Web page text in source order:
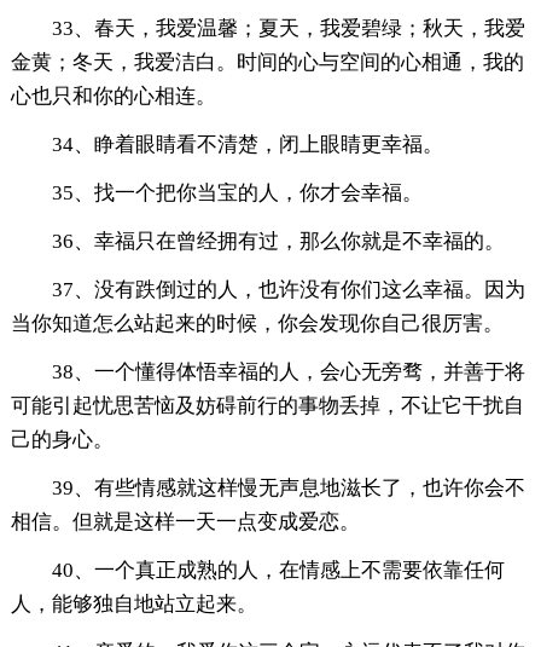
33、春天，我爱温馨；夏天，我爱碧绿；秋天，我爱
金黄；冬天，我爱洁白。时间的心与空间的心相通，我的
心也只和你的心相连。
34、睁着眼睛看不清楚，闭上眼睛更幸福。
35、找一个把你当宝的人，你才会幸福。
36、幸福只在曾经拥有过，那么你就是不幸福的。
37、没有跌倒过的人，也许没有你们这么幸福。因为
当你知道怎么站起来的时候，你会发现你自己很厉害。
38、一个懂得体悟幸福的人，会心无旁骛，并善于将
可能引起忧思苦恼及妨碍前行的事物丢掉，不让它干扰自
己的身心。
39、有些情感就这样慢无声息地滋长了，也许你会不
相信。但就是这样一天一点变成爱恋。
40、一个真正成熟的人，在情感上不需要依靠任何
人，能够独自地站立起来。